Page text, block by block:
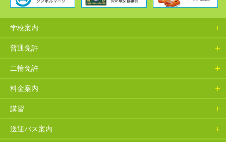
学校案内
普通免許
二輪免許
料金案内
講習
送迎バス案内